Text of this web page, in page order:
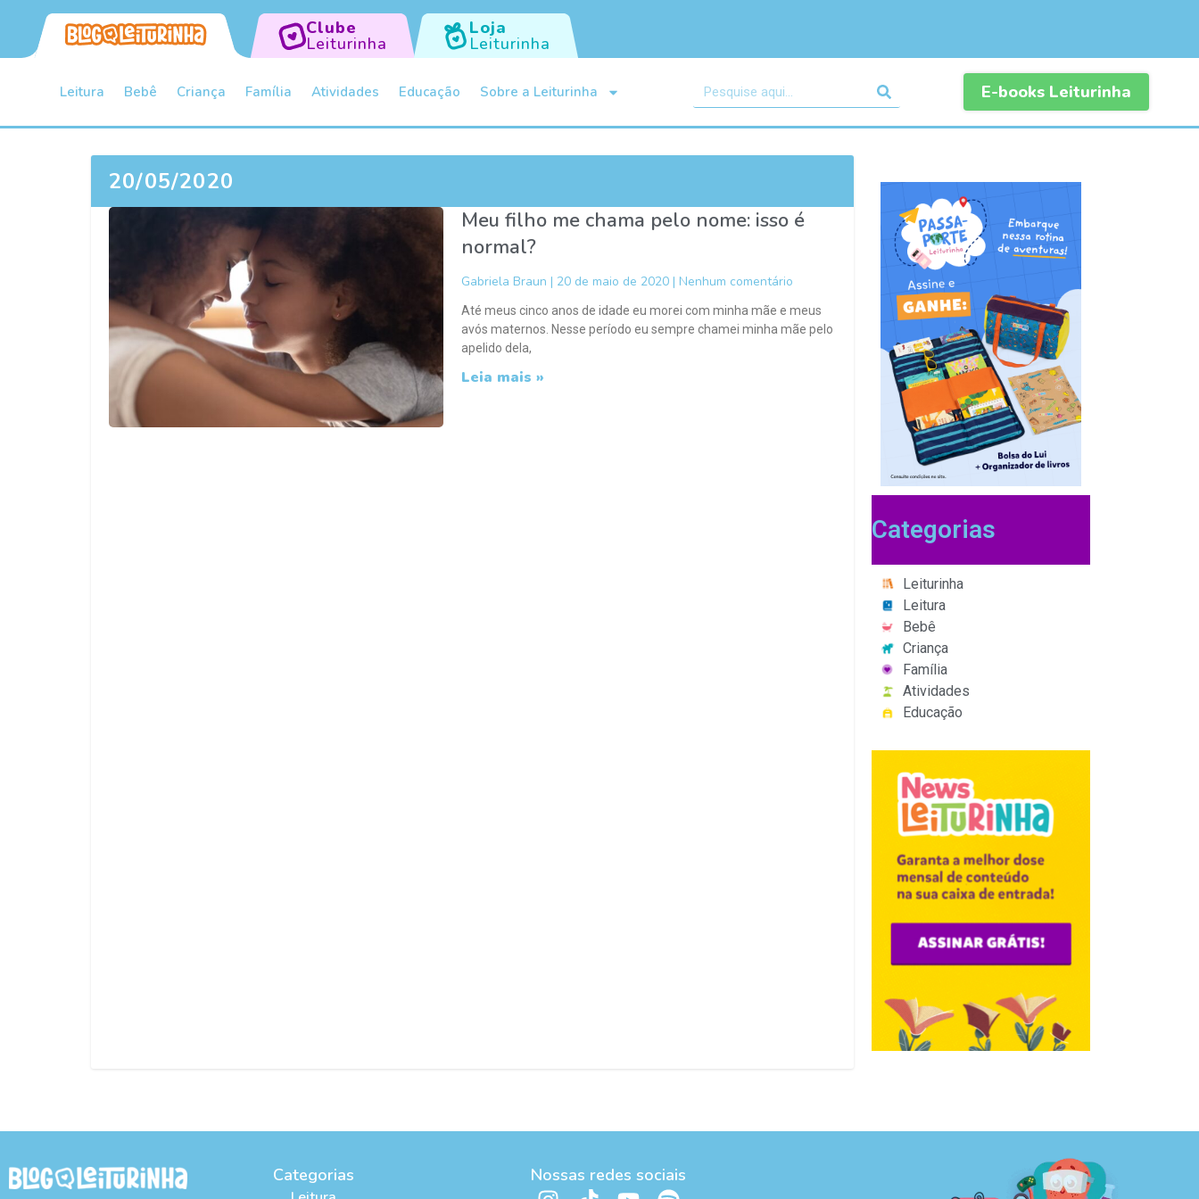
Clube
Leiturinha
Loja
Leiturinha
Leitura Bebê Criança Família Atividades Educação Sobre a Leiturinha E-books Leiturinha
20/05/2020
Meu filho me chama pelo nome: isso é
normal?
Gabriela Braun 20 de maio de 2020 Nenhum comentário
Até meus cinco anos de idade eu morei com minha mãe e meus
avós maternos. Nesse período eu sempre chamei minha mãe pelo
apelido dela,
Leia mais »
Categorias
Leiturinha
Leitura
Bebê
Criança
Família
Atividades
Educação
Categorias Nossas redes sociais